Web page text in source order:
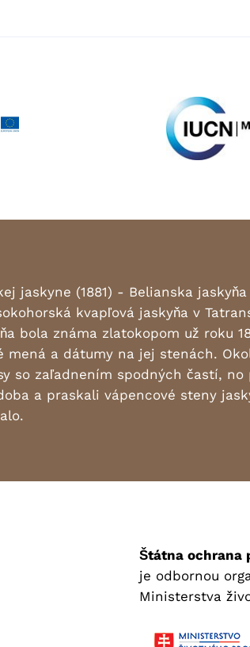
jaskyne (1881) - Belianska
kvapľová jaskyňa v
bola známa zlatokopom už roku
mená a dátumy na jej stenách.
so zaľadnením spodných častí, no
a praskali vápencové steny
Štátna ochrana
je odbornou
Ministerstva